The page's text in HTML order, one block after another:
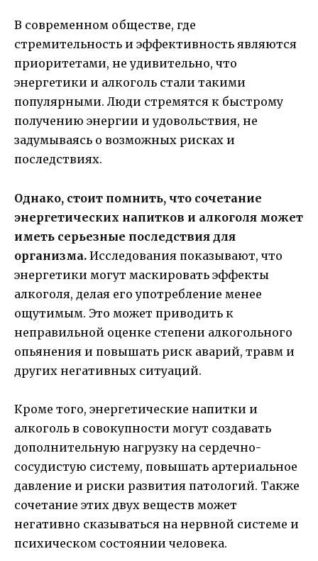
В современном обществе, где
стремительность и эффективность являются
приоритетами, не удивительно, что
энергетики и алкоголь стали такими
популярными. Люди стремятся к быстрому
получению энергии и удовольствия, не
задумываясь о возможных рисках и
последствиях.
Однако, стоит помнить, что сочетание
энергетических напитков и алкоголя может
иметь серьезные последствия для
организма. Исследования показывают, что
энергетики могут маскировать эффекты
алкоголя, делая его употребление менее
ощутимым. Это может приводить к
неправильной оценке степени алкогольного
опьянения и повышать риск аварий, травм и
других негативных ситуаций.
Кроме того, энергетические напитки и
алкоголь в совокупности могут создавать
дополнительную нагрузку на сердечно-
сосудистую систему, повышать артериальное
давление и риски развития патологий. Также
сочетание этих двух веществ может
негативно сказываться на нервной системе и
психическом состоянии человека.